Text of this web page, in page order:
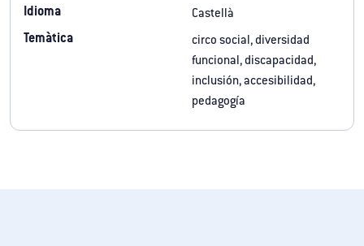
Idioma Castellà
Temàtica
circo social, diversidad
funcional, discapacidad,
inclusión, accesibilidad,
pedagogía